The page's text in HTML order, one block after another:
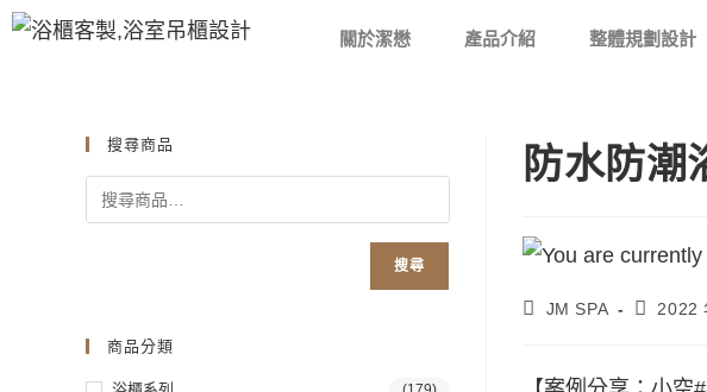
關於潔懋 產品介紹 整體規劃設計
防水防潮
JM SPA 2022
搜尋商品
搜尋
商品分類